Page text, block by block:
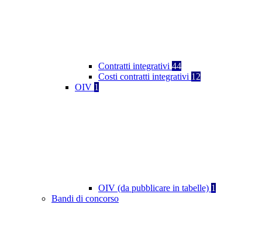
Contratti integrativi 44
Costi contratti integrativi 12
OIV 1
OIV (da pubblicare in tabelle) 1
Bandi di concorso